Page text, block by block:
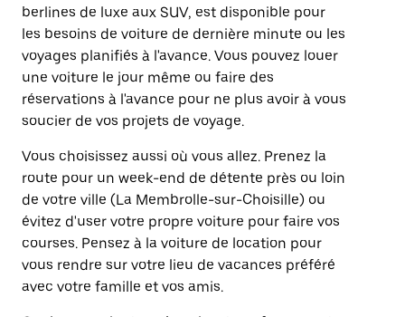
berlines de luxe aux SUV, est disponible pour
les besoins de voiture de dernière minute ou les
voyages planifiés à l'avance. Vous pouvez louer
une voiture le jour même ou faire des
réservations à l'avance pour ne plus avoir à vous
soucier de vos projets de voyage.
Vous choisissez aussi où vous allez. Prenez la
route pour un week-end de détente près ou loin
de votre ville (La Membrolle-sur-Choisille) ou
évitez d'user votre propre voiture pour faire vos
courses. Pensez à la voiture de location pour
vous rendre sur votre lieu de vacances préféré
avec votre famille et vos amis.